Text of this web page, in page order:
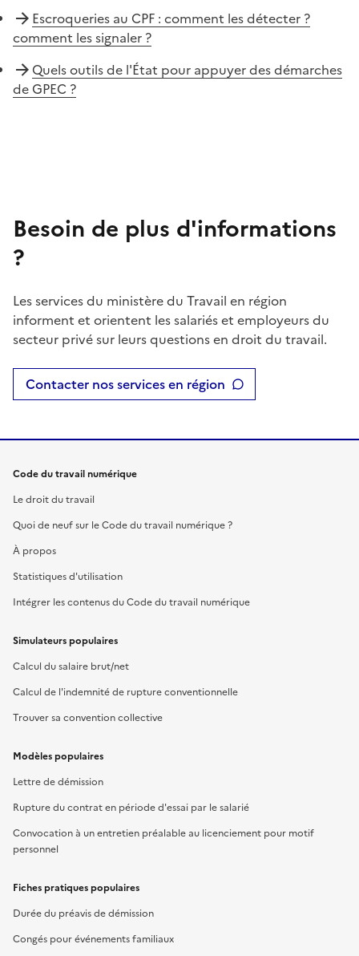
Escroqueries au CPF : comment les détecter ?
comment les signaler ?
Quels outils de l'État pour appuyer des démarches
de GPEC ?
Besoin de plus d'informations
?
Les services du ministère du Travail en région
informent et orientent les salariés et employeurs du
secteur privé sur leurs questions en droit du travail.
Contacter nos services en région
Code du travail numérique
Le droit du travail
Quoi de neuf sur le Code du travail numérique ?
À propos
Statistiques d'utilisation
Intégrer les contenus du Code du travail numérique
Simulateurs populaires
Calcul du salaire brut/net
Calcul de l'indemnité de rupture conventionnelle
Trouver sa convention collective
Modèles populaires
Lettre de démission
Rupture du contrat en période d'essai par le salarié
Convocation à un entretien préalable au licenciement pour motif
personnel
Fiches pratiques populaires
Durée du préavis de démission
Congés pour événements familiaux